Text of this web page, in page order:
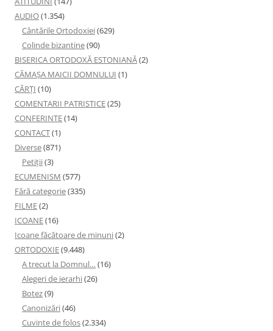
AUDIO(1.354)
Cântările Ortodoxiei(629)
Colinde bizantine(90)
BISERICA ORTODOXĂ ESTONIANĂ(2)
CĂMAȘA MAICII DOMNULUI (1)
CĂRȚI (10)
COMENTARII PATRISTICE(25)
CONFERINTE(14)
CONTACT(1)
Diverse(871)
Petiţii(3)
ECUMENISM (577)
Fără categorie(335)
FILME(2)
ICOANE(16)
Icoane făcătoare de minuni(2)
ORTODOXIE(9.448)
A trecut la Domnul… (16)
Alegeri de ierarhi(26)
Botez(9)
Canonizări(46)
Cuvinte de folos(2.334)